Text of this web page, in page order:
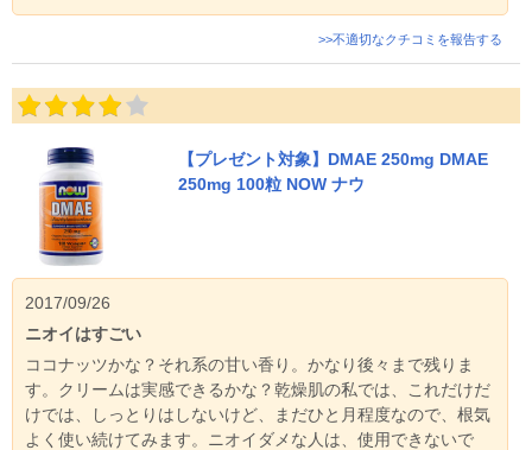
>>不適切なクチコミを報告する
【プレゼント対象】DMAE 250mg DMAE
250mg 100粒 NOW ナウ
2017/09/26
ニオイはすごい
ココナッツかな？それ系の甘い香り。かなり後々まで残りま
す。クリームは実感できるかな？乾燥肌の私では、これだけだ
けでは、しっとりはしないけど、まだひと月程度なので、根気
よく使い続けてみます。ニオイダメな人は、使用できないで